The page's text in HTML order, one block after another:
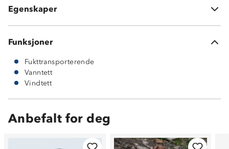
Egenskaper
ProreTex 12-5 membran
Funksjoner
Fukttransporterende
Vanntett
Vindtett
Anbefalt for deg